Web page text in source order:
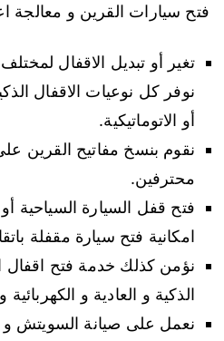
فتح سيارات القرين و معالجة
تغير أو تبديل الاقفال
نوفر كل نوعيات الاقفال
أو الاتوماتيكية.
نقوم بنسخ مفاتيح القرين
محترفين.
فتح قفل السيارة السياحية أو
امكانية فتح سيارة مقفلة
نؤمن كذلك خدمة فتح اقفال
الذكية و العادية و الكهربائية
نعمل على صيانة السويتش و